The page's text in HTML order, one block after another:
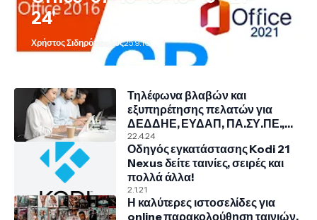
24'
Χρήστος Σιδηρόπουλος25.9.10
Τηλέφωνα βλαβών και
εξυπηρέτησης πελατών για
ΔΕΔΔΗΕ, ΕΥΔΑΠ, ΠΑ.ΣΥ.ΠΕ.,
COSMOTE, NOVA, VODAFONE
22.4.24
Οδηγός εγκατάστασης Kodi 21
Nexus δείτε ταινίες, σειρές και
πολλά άλλα!
2.1.21
Η καλύτερες ιστοσελίδες για
online παρακολούθηση ταινιών,